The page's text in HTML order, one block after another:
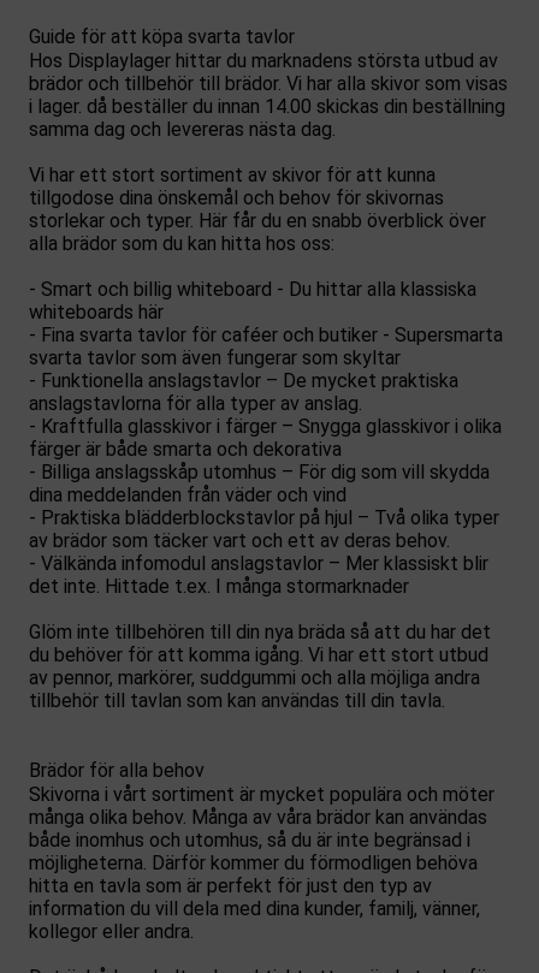
Guide för att köpa svarta tavlor
Hos Displaylager hittar du marknadens största utbud av
brädor och tillbehör till brädor. Vi har alla skivor som visas
i lager. då beställer du innan 14.00 skickas din beställning
samma dag och levereras nästa dag.
Vi har ett stort sortiment av skivor för att kunna
tillgodose dina önskemål och behov för skivornas
storlekar och typer. Här får du en snabb överblick över
alla brädor som du kan hitta hos oss:
- Smart och billig whiteboard - Du hittar alla klassiska
whiteboards här
- Fina svarta tavlor för caféer och butiker - Supersmarta
svarta tavlor som även fungerar som skyltar
- Funktionella anslagstavlor – De mycket praktiska
anslagstavlorna för alla typer av anslag.
- Kraftfulla glasskivor i färger – Snygga glasskivor i olika
färger är både smarta och dekorativa
- Billiga anslagsskåp utomhus – För dig som vill skydda
dina meddelanden från väder och vind
- Praktiska blädderblockstavlor på hjul – Två olika typer
av brädor som täcker vart och ett av deras behov.
- Välkända infomodul anslagstavlor – Mer klassiskt blir
det inte. Hittade t.ex. I många stormarknader
Glöm inte tillbehören till din nya bräda så att du har det
du behöver för att komma igång. Vi har ett stort utbud
av pennor, markörer, suddgummi och alla möjliga andra
tillbehör till tavlan som kan användas till din tavla.
Brädor för alla behov
Skivorna i vårt sortiment är mycket populära och möter
många olika behov. Många av våra brädor kan användas
både inomhus och utomhus, så du är inte begränsad i
möjligheterna. Därför kommer du förmodligen behöva
hitta en tavla som är perfekt för just den typ av
information du vill dela med dina kunder, familj, vänner,
kollegor eller andra.